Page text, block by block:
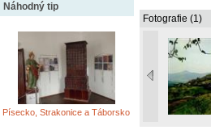
Náhodný tip
Písecko, Strakonice a Táborsko
Fotografie (1)